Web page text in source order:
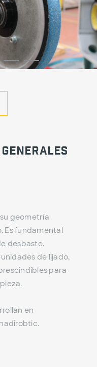
geometría
Es fundamental
desbaste.
de lijado,
para
en